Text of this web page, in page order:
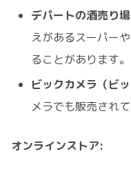
デパートの酒売り
えがあるスーパー
ることがあります。
ビックカメラ（ビ
メラでも販売されて
オンラインストア: